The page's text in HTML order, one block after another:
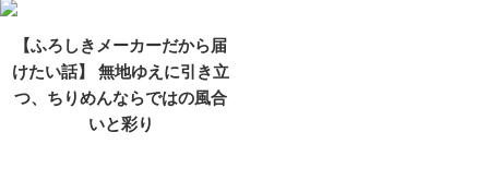
【ふろしきメーカーだから届
けたい話】 無地ゆえに引き立
つ、ちりめんならではの風合
いと彩り